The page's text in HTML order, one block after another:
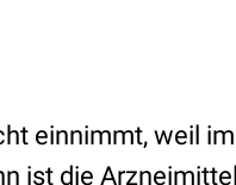
einnimmt, weil
ist die